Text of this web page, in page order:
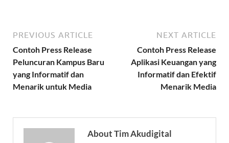
PREVIOUS ARTICLE
Contoh Press Release
Peluncuran Kampus Baru
yang Informatif dan
Menarik untuk Media
NEXT ARTICLE
Contoh Press Release
Aplikasi Keuangan yang
Informatif dan Efektif
Menarik Media
About Tim Akudigital